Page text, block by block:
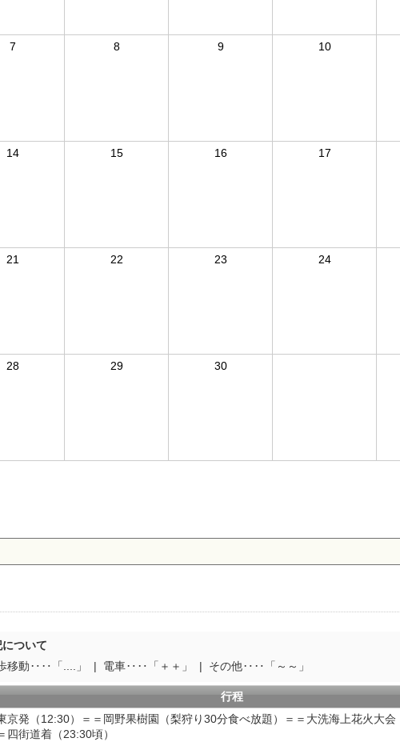
ついて
移動‥‥「....」 電車‥‥「＋＋」 その他‥‥「～～」
行程
京発（12:30）＝＝岡野果樹園（梨狩り30分食べ放題）＝＝大洗海上花火大
四街道着（23:30頃）